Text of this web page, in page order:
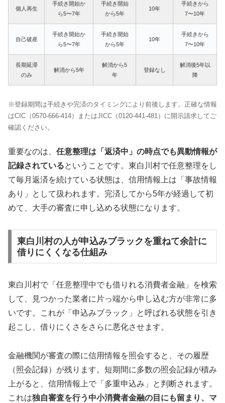
個人再生
手続き開始か
ら5〜7年
手続き開始
から5年
10年
手続きから
7〜10年
自己破産
手続き開始か
ら5〜7年
手続き開始
から5年
10年
手続きから
7〜10年
長期延滞
のみ
解消から5年
解消から5
年
登録なし
解消後5年以
降
※登録期間は手続きや完済のタイミングにより前後します。正確な情報
はCIC（0570-666-414）またはJICC（0120-441-481）に開示請求してご
確認ください。
重要なのは、 任意整理は「返済中」の時点でも異動情報が
記録されているということです。東白川村で任意整理をし
て毎月返済を続けている状態は、信用情報上は「事故情報
あり」として扱われます。完済してから5年が経過して初
めて、大手の審査に申し込める状態になります。
東白川村の人が申込みブラックを重ねて余計に
借りにくくなる仕組み
東白川村で「任意整理中でも借りれる消費者金融」を検索
して、見つかった業者に片っ端から申し込む方が非常に多
いです。これが「申込みブラック」と呼ばれる状態を引き
起こし、借りにくさをさらに悪化させます。
金融機関が審査の際に信用情報を照会すると、その履歴
（照会記録）が残ります。短期間に多数の照会記録が積み
上がると、信用情報上で「多重申込み」と判断されます。
これは独自審査を行う中小消費者金融の目にも留まり、マ